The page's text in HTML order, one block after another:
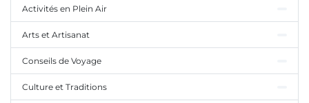
Activités en Plein Air
Arts et Artisanat
Conseils de Voyage
Culture et Traditions